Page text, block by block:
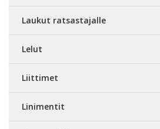
Laukut ratsastajalle
Lelut
Liittimet
Linimentit